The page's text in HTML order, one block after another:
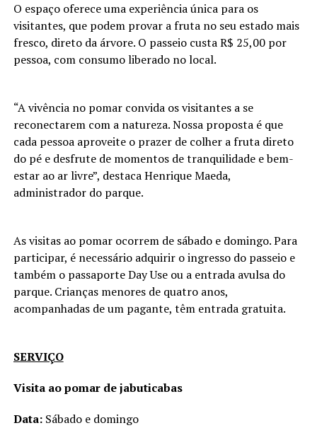
O espaço oferece uma experiência única para os
visitantes, que podem provar a fruta no seu estado mais
fresco, direto da árvore. O passeio custaR$ 25,00 por
pessoa, com consumo liberado no local.
“A vivência no pomar convida os visitantes a se
reconectarem com a natureza. Nossa proposta é que
cada pessoa aproveite o prazer de colher a fruta direto
do pé e desfrute de momentos de tranquilidade e bem-
estar ao ar livre”, destaca Henrique Maeda,
administrador do parque.
As visitas ao pomar ocorrem de sábado e domingo. Para
participar, é necessário adquirir o ingresso do passeio e
também o passaporte Day Use ou a entrada avulsa do
parque. Crianças menores de quatro anos,
acompanhadas de um pagante, têm entrada gratuita.
SERVIÇO
Visita ao pomar de jabuticabas
Data: Sábado e domingo